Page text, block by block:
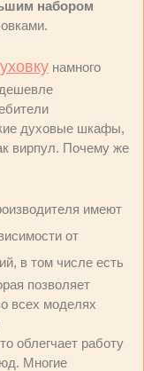
набором
намного
духовые шкафы,
вирпул. Почему же
имеют
от
в том числе есть
позволяет
всех моделях
облегчает работу
Многие